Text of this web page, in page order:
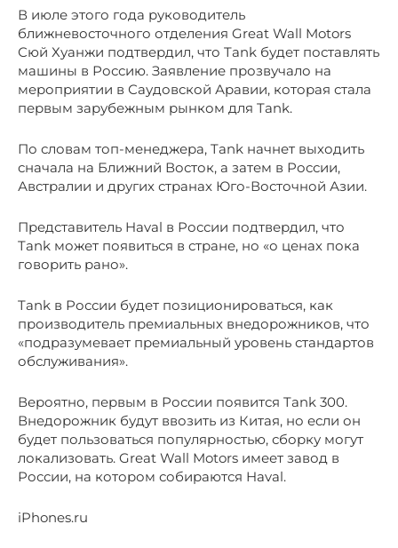
В июле этого года руководитель
ближневосточного отделения Great Wall Motors
Сюй Хуанжи подтвердил, что Tank будет поставлять
машины в Россию. Заявление прозвучало на
мероприятии в Саудовской Аравии, которая стала
первым зарубежным рынком для Tank.
По словам топ-менеджера, Tank начнет выходить
сначала на Ближний Восток, а затем в России,
Австралии и других странах Юго-Восточной Азии.
Представитель Haval в России подтвердил, что
Tank может появиться в стране, но «о ценах пока
говорить рано».
Tank в России будет позиционироваться, как
производитель премиальных внедорожников, что
«подразумевает премиальный уровень стандартов
обслуживания».
Вероятно, первым в России появится Tank 300.
Внедорожник будут ввозить из Китая, но если он
будет пользоваться популярностью, сборку могут
локализовать. Great Wall Motors имеет завод в
России, на котором собираются Haval.
iPhones.ru